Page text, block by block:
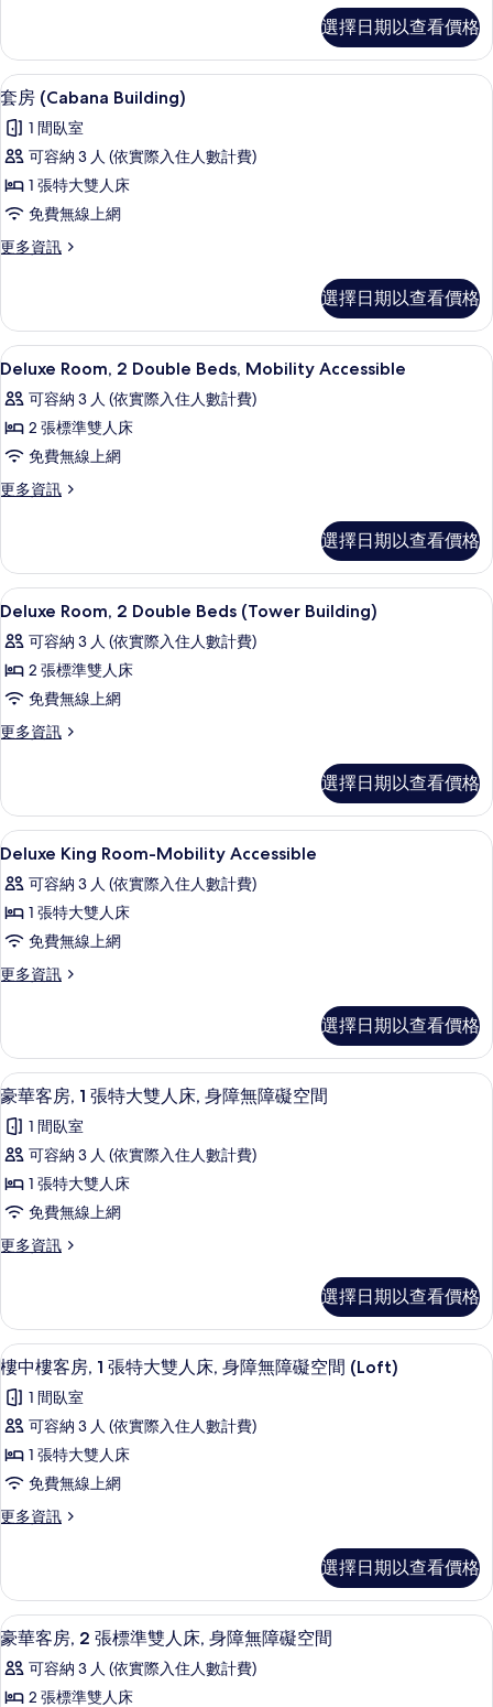
的
所
有
相
片
多
張
床
Double
Beds)
詳
情
選擇日期以查看價格
顯
示
套
房
(Cabana
Building)
的
相
片
套房 (Cabana Building) | 起居區 | 47-
8
套房 (Cabana Building)
1 間臥室
可容納 3 人 (依實際入住人數計費)
1 張特大雙人床
免費無線上網
更多資訊
更
(Cabana
Building)
的
情
選擇日期以查看價格
顯
示
Deluxe
Room,
2
Double
Accessible
的
所
有
相
片
埃及棉床單、高級寢具、羽絨被、迷你
5
Deluxe Room, 2 Double Beds, Mobility Accessible
可容納 3 人 (依實際入住人數計費)
2 張標準雙人床
免費無線上網
更多資訊
更
2
Double
Beds,
Accessible
的
情
選擇日期以查看價格
顯
示
Deluxe
Room,
2
Double
Building)
的
所
有
相
片
埃及棉床單、高級寢具、羽絨被、迷你
3
Deluxe Room, 2 Double Beds (Tower Building)
可容納 3 人 (依實際入住人數計費)
2 張標準雙人床
免費無線上網
更多資訊
更
2
Double
Beds
Building)
的
情
選擇日期以查看價格
顯
示
Deluxe
King
Room-
Mobility
所
有
相
片
埃及棉床單、高級寢具、羽絨被、迷你
5
Deluxe King Room-Mobility Accessible
可容納 3 人 (依實際入住人數計費)
1 張特大雙人床
免費無線上網
更多資訊
更
Room-
Mobility
Accessible
詳
情
選擇日期以查看價格
顯
示
豪
華
客
房,
1
特
大
雙
人
床,
身
障
無
空
間
的
所
埃及棉床單、高級寢具、羽絨被、迷你
5
豪華客房, 1 張特大雙人床, 身障無障礙空間
1 間臥室
可容納 3 人 (依實際入住人數計費)
1 張特大雙人床
免費無線上網
更多資訊
更
客
房,
1
特
大
人
床,
障
空
間
的
詳
情
選擇日期以查看價格
顯
示
樓
中
樓
客
房,
張
特
大
雙
人
埃及棉床單、高級寢具、羽絨被、迷你
5
樓中樓客房, 1 張特大雙人床, 身障無障礙空間 (Loft)
1 間臥室
可容納 3 人 (依實際入住人數計費)
1 張特大雙人床
免費無線上網
更多資訊
更
樓
客
房,
張
特
選擇日期以查看價格
顯
示
豪
埃及棉床單、高級寢具、羽絨被、迷你
5
豪華客房, 2 張標準雙人床, 身障無障礙空間
可容納 3 人 (依實際入住人數計費)
2 張標準雙人床